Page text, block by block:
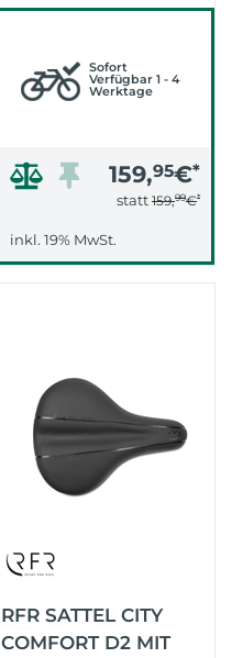
Sofort
Verfügbar 1 - 4
Werktage
159,95€*
statt 159,99€*
inkl. 19% MwSt.
RFR SATTEL CITY
COMFORT D2 MIT